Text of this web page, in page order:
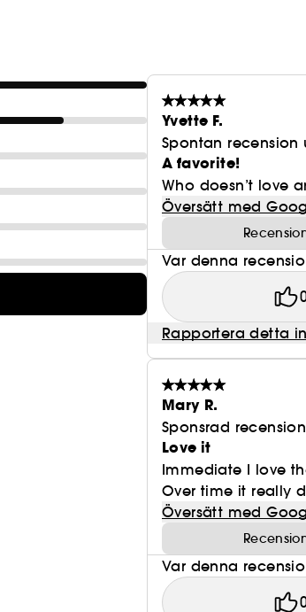
Yvette F.
Spontan recension
A favorite!
Who doesn’t love
Översätt med
Var denna
Rapportera detta
Mary R.
Sponsrad recension
Love it
Immediate I love
Over time it really
Översätt med
Var denna